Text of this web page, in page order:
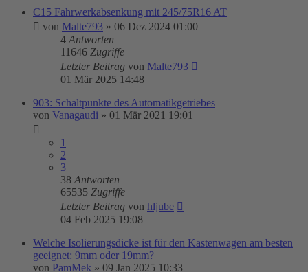
C15 Fahrwerkabsenkung mit 245/75R16 AT
von Malte793 » 06 Dez 2024 01:00
4 Antworten
11646 Zugriffe
Letzter Beitrag von Malte793
01 Mär 2025 14:48
903: Schaltpunkte des Automatikgetriebes
von Vanagaudi » 01 Mär 2021 19:01
1
2
3
38 Antworten
65535 Zugriffe
Letzter Beitrag von hljube
04 Feb 2025 19:08
Welche Isolierungsdicke ist für den Kastenwagen am besten
geeignet: 9mm oder 19mm?
von PamMek » 09 Jan 2025 10:33